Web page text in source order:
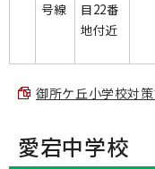
号線
目22番
地付近
御所ケ丘小学校対
愛宕中学校